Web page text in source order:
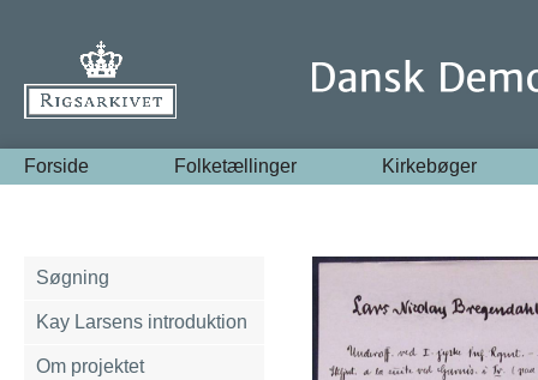
Forside Folketællinger Kirkebøger
Søgning
Kay Larsens introduktion
Om projektet